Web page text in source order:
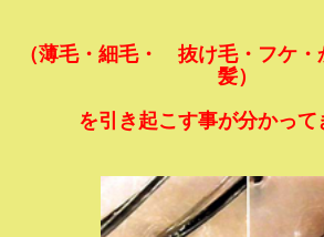
（薄毛・細毛・ 抜け毛・フケ・
髪）
を引き起こす事が分かって